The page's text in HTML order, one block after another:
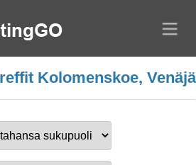
Kolomenskoe, Venäjä